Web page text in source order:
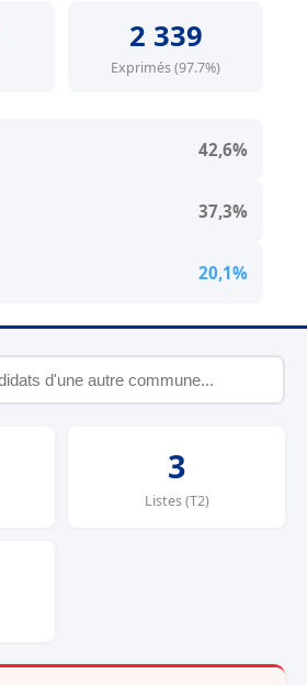
2 339
Exprimés (97.7%)
42,6%
37,3%
20,1%
3
Listes (T2)